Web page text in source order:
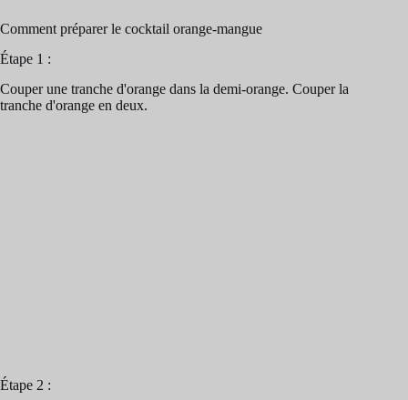
Comment préparer le cocktail orange-mangue
Étape 1 :
Couper une tranche d'orange dans la demi-orange. Couper la
tranche d'orange en deux.
Étape 2 :